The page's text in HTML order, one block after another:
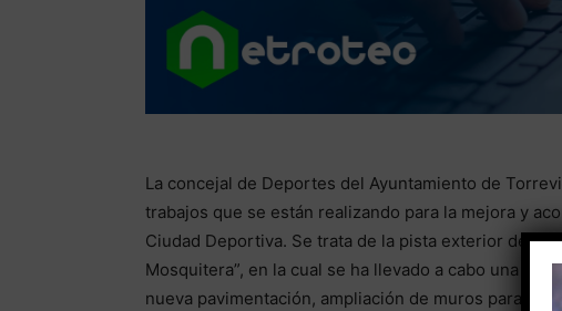
La concejal de Deportes del Ayuntamiento de
trabajos que se están realizando para la mejora y
Ciudad Deportiva. Se trata de la pista exterior
Mosquitera”, en la cual se ha llevado a cabo una
nueva pavimentación, ampliación de muros